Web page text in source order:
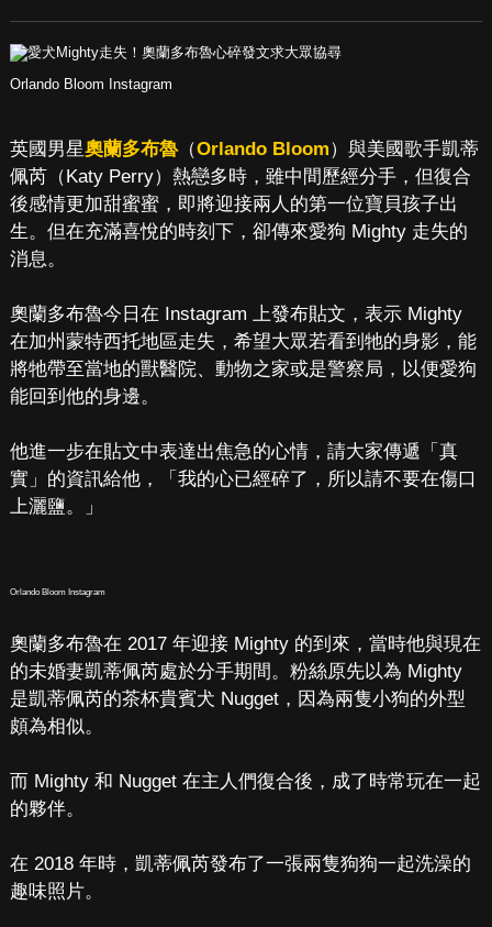
Orlando Bloom Instagram
英國男星奧蘭多布魯（Orlando Bloom）與美國歌手凱蒂
佩芮（Katy Perry）熱戀多時，雖中間歷經分手，但復合
後感情更加甜蜜蜜，即將迎接兩人的第一位寶貝孩子出
生。但在充滿喜悅的時刻下，卻傳來愛狗 Mighty 走失的
消息。
奧蘭多布魯今日在 Instagram 上發布貼文，表示 Mighty
在加州蒙特西托地區走失，希望大眾若看到牠的身影，能
將牠帶至當地的獸醫院、動物之家或是警察局，以便愛狗
能回到他的身邊。
他進一步在貼文中表達出焦急的心情，請大家傳遞「真
實」的資訊給他，「我的心已經碎了，所以請不要在傷口
上灑鹽。」
Orlando Bloom Instagram
奧蘭多布魯在 2017 年迎接 Mighty 的到來，當時他與現在
的未婚妻凱蒂佩芮處於分手期間。粉絲原先以為 Mighty
是凱蒂佩芮的茶杯貴賓犬 Nugget，因為兩隻小狗的外型
頗為相似。
而 Mighty 和 Nugget 在主人們復合後，成了時常玩在一起
的夥伴。
在 2018 年時，凱蒂佩芮發布了一張兩隻狗狗一起洗澡的
趣味照片。